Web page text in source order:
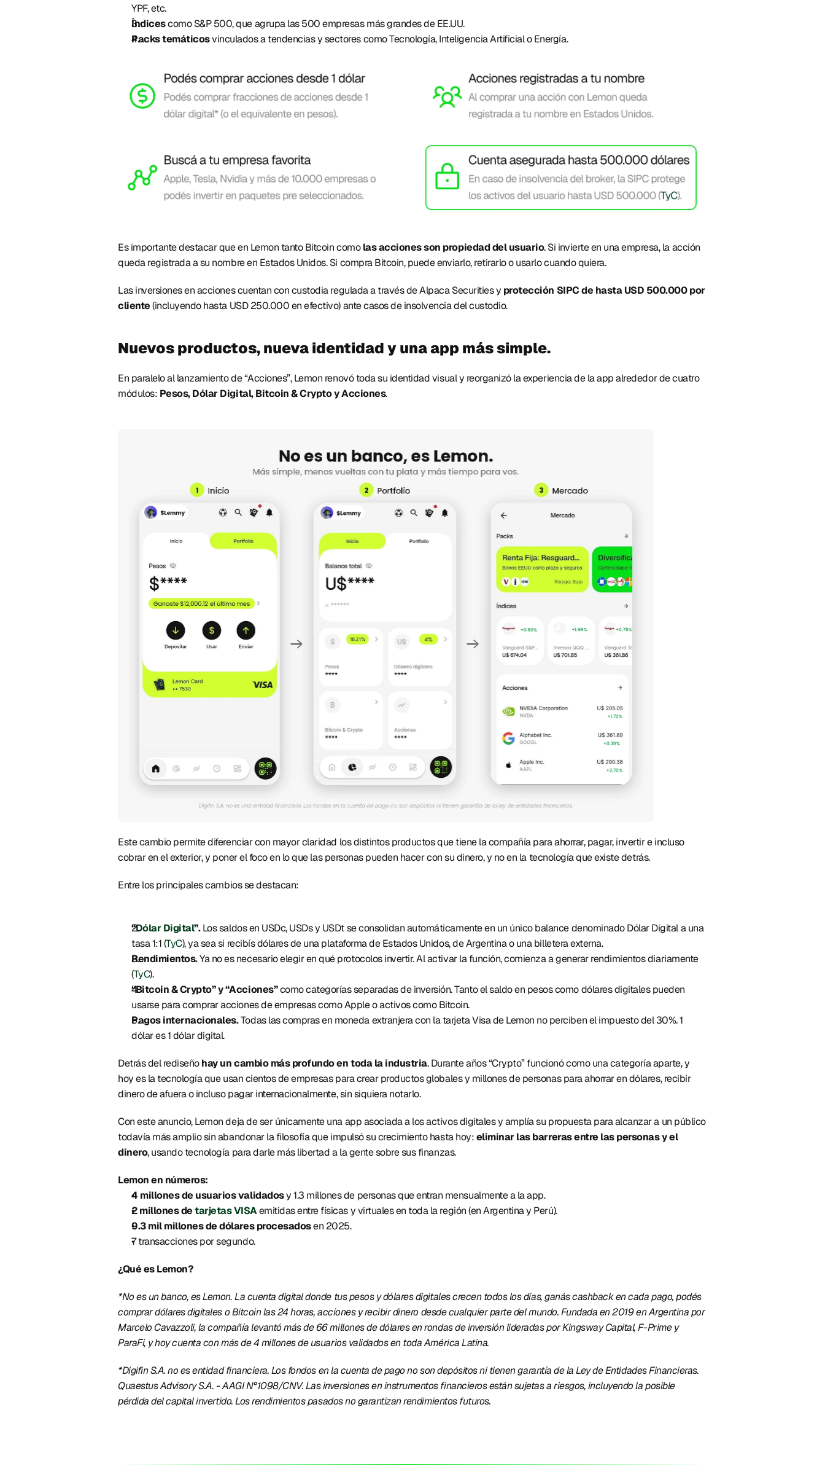
YPF, etc.
Índices como S&P 500, que agrupa las 500 empresas más grandes de EE.UU.
Packs temáticos vinculados a tendencias y sectores como Tecnología, Inteligencia Artificial o Energía.
Es importante destacar que en Lemon tanto Bitcoin como las acciones son propiedad del usuario. Si invierte en una empresa, la acción
queda registrada a su nombre en Estados Unidos. Si compra Bitcoin, puede enviarlo, retirarlo o usarlo cuando quiera.
Las inversiones en acciones cuentan con custodia regulada a través de Alpaca Securities y protección SIPC de hasta USD 500.000 por
cliente (incluyendo hasta USD 250.000 en efectivo) ante casos de insolvencia del custodio.
Nuevos productos, nueva identidad y una app más simple.
En paralelo al lanzamiento de “Acciones”, Lemon renovó toda su identidad visual y reorganizó la experiencia de la app alrededor de cuatro
módulos: Pesos, Dólar Digital, Bitcoin & Crypto y Acciones.
Este cambio permite diferenciar con mayor claridad los distintos productos que tiene la compañía para ahorrar, pagar, invertir e incluso
cobrar en el exterior, y poner el foco en lo que las personas pueden hacer con su dinero, y no en la tecnología que existe detrás.
Entre los principales cambios se destacan:
“Dólar Digital”. Los saldos en USDc, USDs y USDt se consolidan automáticamente en un único balance denominado Dólar Digital a una
tasa 1:1 (TyC), ya sea si recibís dólares de una plataforma de Estados Unidos, de Argentina o una billetera externa.
Rendimientos. Ya no es necesario elegir en qué protocolos invertir. Al activar la función, comienza a generar rendimientos diariamente
(TyC).
“Bitcoin & Crypto” y “Acciones” como categorías separadas de inversión. Tanto el saldo en pesos como dólares digitales pueden
usarse para comprar acciones de empresas como Apple o activos como Bitcoin.
Pagos internacionales. Todas las compras en moneda extranjera con la tarjeta Visa de Lemon no perciben el impuesto del 30%. 1
dólar es 1 dólar digital.
Detrás del rediseño hay un cambio más profundo en toda la industria. Durante años “Crypto” funcionó como una categoría aparte, y
hoy es la tecnología que usan cientos de empresas para crear productos globales y millones de personas para ahorrar en dólares, recibir
dinero de afuera o incluso pagar internacionalmente, sin siquiera notarlo.
Con este anuncio, Lemon deja de ser únicamente una app asociada a los activos digitales y amplía su propuesta para alcanzar a un público
todavía más amplio sin abandonar la filosofía que impulsó su crecimiento hasta hoy: eliminar las barreras entre las personas y el
dinero, usando tecnología para darle más libertad a la gente sobre sus finanzas.
Lemon en números:
4 millones de usuarios validados y 1.3 millones de personas que entran mensualmente a la app.
2 millones de tarjetas VISAemitidas entre físicas y virtuales en toda la región (en Argentina y Perú).
9.3 mil millones de dólares procesados en 2025.
7 transacciones por segundo.
¿Qué es Lemon?
*No es un banco, es Lemon. La cuenta digital donde tus pesos y dólares digitales crecen todos los días, ganás cashback en cada pago, podés
comprar dólares digitales o Bitcoin las 24 horas, acciones y recibir dinero desde cualquier parte del mundo. Fundada en 2019 en Argentina por
Marcelo Cavazzoli, la compañía levantó más de 66 millones de dólares en rondas de inversión lideradas por Kingsway Capital, F-Prime y
ParaFi, y hoy cuenta con más de 4 millones de usuarios validados en toda América Latina.
*Digifin S.A. no es entidad financiera. Los fondos en la cuenta de pago no son depósitos ni tienen garantía de la Ley de Entidades Financieras.
Quaestus Advisory S.A. - AAGI N°1098/CNV. Las inversiones en instrumentos financieros están sujetas a riesgos, incluyendo la posible
pérdida del capital invertido. Los rendimientos pasados no garantizan rendimientos futuros.